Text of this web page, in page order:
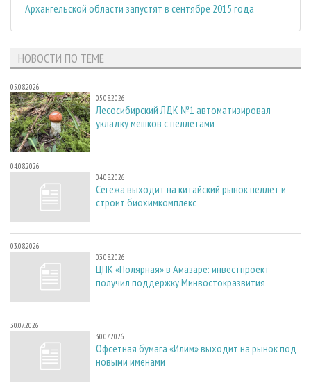
Архангельской области запустят в сентябре 2015 года
НОВОСТИ ПО ТЕМЕ
05.08.2026
05.08.2026
Лесосибирский ЛДК №1 автоматизировал
укладку мешков с пеллетами
04.08.2026
04.08.2026
Сегежа выходит на китайский рынок пеллет и
строит биохимкомплекс
03.08.2026
03.08.2026
ЦПК «Полярная» в Амазаре: инвестпроект
получил поддержку Минвостокразвития
30.07.2026
30.07.2026
Офсетная бумага «Илим» выходит на рынок под
новыми именами